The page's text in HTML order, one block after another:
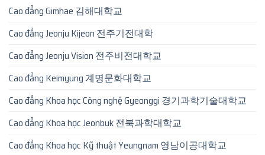
Cao đẳng Gimhae 김해대학교
Cao đẳng Jeonju Kijeon 전주기전대학
Cao đẳng Jeonju Vision 전주비전대학교
Cao đẳng Keimyung 계명문화대학교
Cao đẳng Khoa học Công nghệ Gyeonggi 경기과학기술대학교
Cao đẳng Khoa học Jeonbuk 전북과학대학교
Cao đẳng Khoa học Kỹ thuật Yeungnam 영남이공대학교